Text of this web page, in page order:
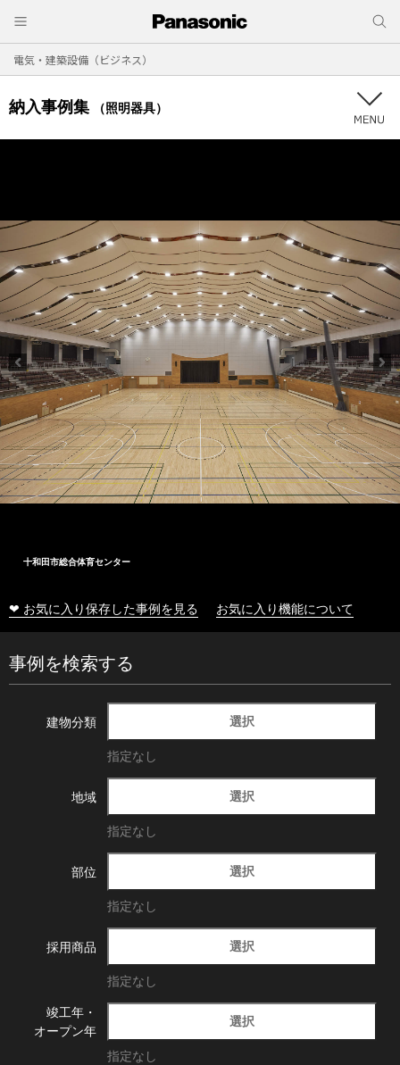
電気・建築設備（ビジネス）
納入事例集 （照明器具）
十和田市総合体育センター
❤ お気に入り保存した事例を見る お気に入り機能について
事例を検索する
建物分類 選択
指定なし
地域 選択
指定なし
部位 選択
指定なし
採用商品 選択
指定なし
竣工年・
オープン年
選択
指定なし